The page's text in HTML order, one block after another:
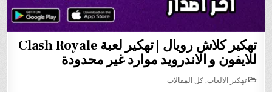
تهكير كلاش رويال | تهكير لعبة Clash Royale
للايفون و الاندرويد موارد غير محدودة
POSTED
IN
تهكير الالعاب ,كل المقالات